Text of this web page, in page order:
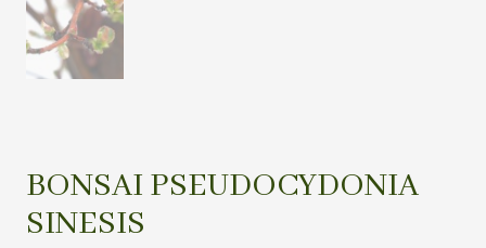
BONSAI PSEUDOCYDONIA
SINESIS